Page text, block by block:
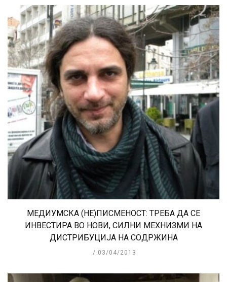
МЕДИУМСКА (НЕ)ПИСМЕНОСТ: ТРЕБА ДА СЕ
ИНВЕСТИРА ВО НОВИ, СИЛНИ МЕХНИЗМИ НА
ДИСТРИБУЦИЈА НА СОДРЖИНА
03/04/2013